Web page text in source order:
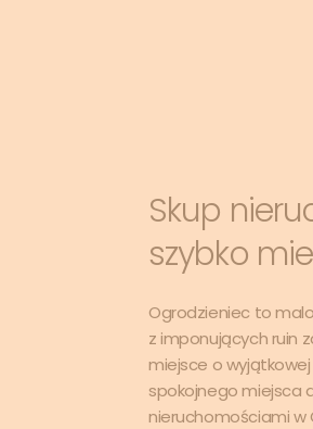
Skup
szybko
Ogrodzieniec to
z imponujących ruin
miejsce o wyjątkowej
spokojnego miejsca
nieruchomościami w